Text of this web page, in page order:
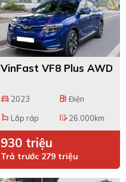
VinFast VF8 Plus AWD
directions_car 2023 local_gas_station Điện
emoji_flags Lắp ráp edit_road 26.000km
930 triệu
Trả trước 279 triệu